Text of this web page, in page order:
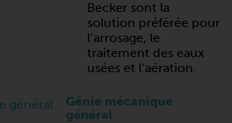
Becker sont la
solution préférée pour
l’arrosage, le
traitement des eaux
usées et l’aération.
Génie mécanique
général